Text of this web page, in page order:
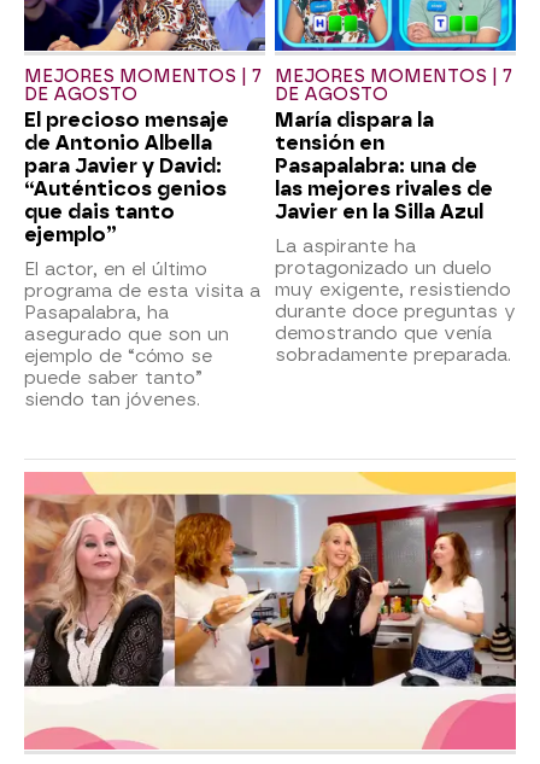
MEJORES MOMENTOS | 7
DE AGOSTO
El precioso mensaje
de Antonio Albella
para Javier y David:
“Auténticos genios
que dais tanto
ejemplo”
El actor, en el último
programa de esta visita a
Pasapalabra, ha
asegurado que son un
ejemplo de “cómo se
puede saber tanto”
siendo tan jóvenes.
MEJORES MOMENTOS | 7
DE AGOSTO
María dispara la
tensión en
Pasapalabra: una de
las mejores rivales de
Javier en la Silla Azul
La aspirante ha
protagonizado un duelo
muy exigente, resistiendo
durante doce preguntas y
demostrando que venía
sobradamente preparada.